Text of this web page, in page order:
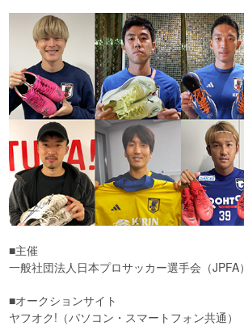
■主催
一般社団法人日本プロサッカー選手会（JPFA）
■オークションサイト
ヤフオク!（パソコン・スマートフォン共通）